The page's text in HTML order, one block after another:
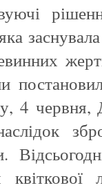
4 червня,
квіткової